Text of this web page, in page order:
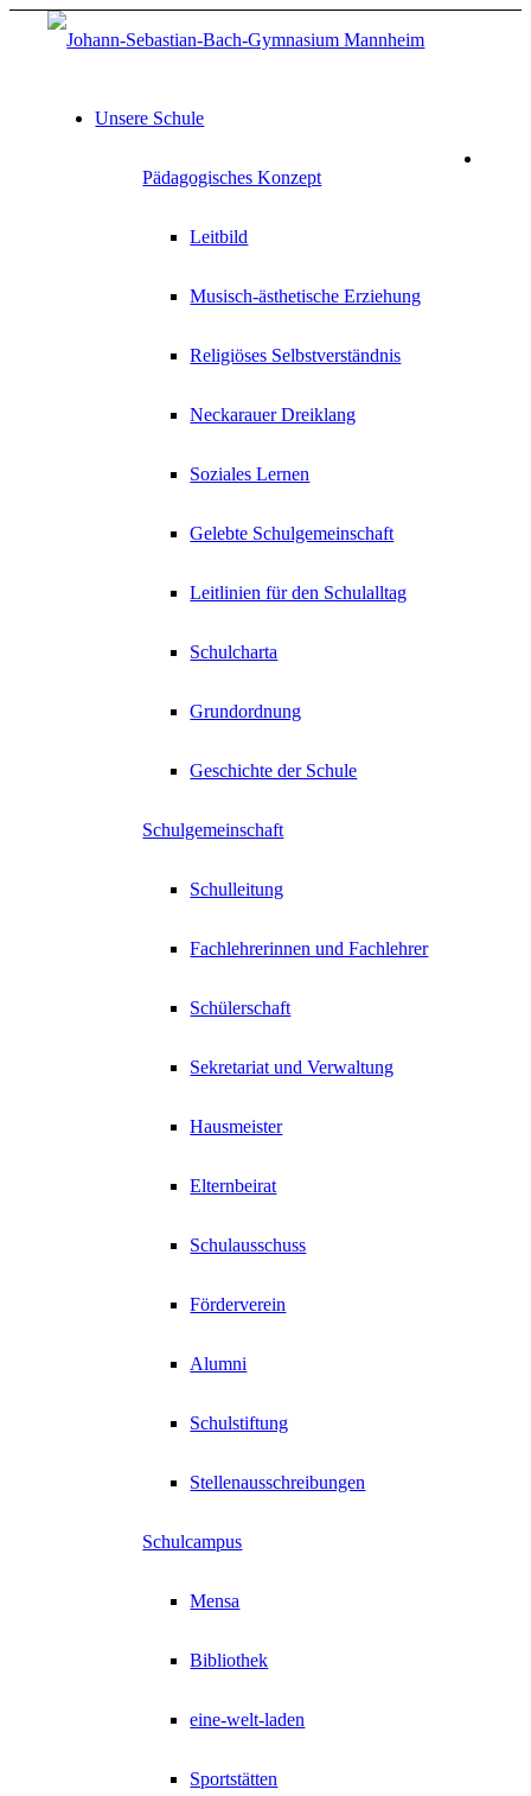
Unsere Schule
Pädagogisches Konzept
Leitbild
Musisch-ästhetische Erziehung
Religiöses Selbstverständnis
Neckarauer Dreiklang
Soziales Lernen
Gelebte Schulgemeinschaft
Leitlinien für den Schulalltag
Schulcharta
Grundordnung
Geschichte der Schule
Schulgemeinschaft
Schulleitung
Fachlehrerinnen und Fachlehrer
Schülerschaft
Sekretariat und Verwaltung
Hausmeister
Elternbeirat
Schulausschuss
Förderverein
Alumni
Schulstiftung
Stellenausschreibungen
Schulcampus
Mensa
Bibliothek
eine-welt-laden
Sportstätten